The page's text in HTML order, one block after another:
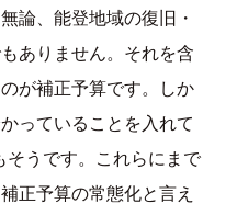
論、能登地域の復旧・
ありません。それを含
が補正予算です。しか
っていることを入れて
そうです。これらにまで
正予算の常態化と言え